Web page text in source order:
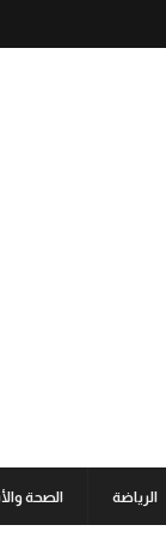
الرياضة الصحة